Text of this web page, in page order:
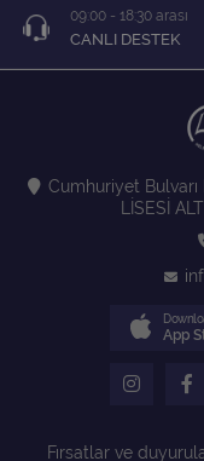
09:00 - 18:30 arası
CANLI DESTEK
Cumhuriyet Bulvarı
LİSESİ
App
Fırsatlar ve